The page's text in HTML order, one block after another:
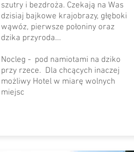
szutry i bezdroża. Czekają na Was
dzisiaj bajkowe krajobrazy, głęboki
wąwóz, pierwsze połoniny oraz
dzika przyroda...
Nocleg - pod namiotami na dziko
przy rzece. Dla chcących inaczej
możliwy Hotel w miarę wolnych
miejsc